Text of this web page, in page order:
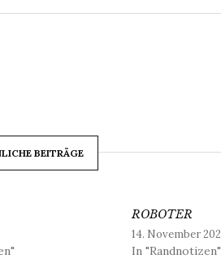
BEITRÄGE
ROBOTER
14. November
In "Randnotizen"